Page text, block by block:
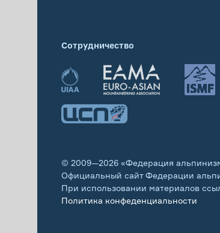
Сотрудничество
© 2009—2026 «Федерация
Официальный сайт Федерации
При использовании материалов
Политика конфеденциальности